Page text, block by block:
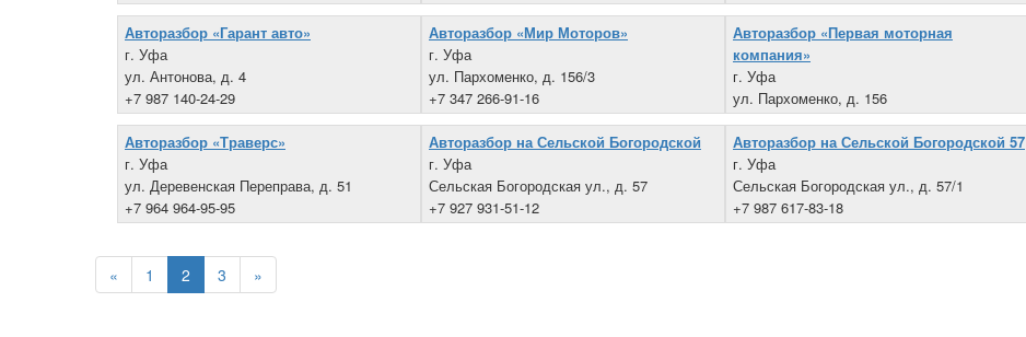
Авторазбор «Гарант авто»
г. Уфа
ул. Антонова, д. 4
+7 987 140-24-29
Авторазбор «Мир Моторов»
г. Уфа
ул. Пархоменко, д. 156/3
+7 347 266-91-16
Авторазбор «Первая моторная
компания»
г. Уфа
ул. Пархоменко, д. 156
+7 937 843-95-21
Авторазбор «Траверс»
г. Уфа
ул. Деревенская Переправа, д. 51
+7 964 964-95-95
Авторазбор на Сельской Богородской
г. Уфа
Сельская Богородская ул., д. 57
+7 927 931-51-12
Авторазбор на Сельской Богородской 57
г. Уфа
Сельская Богородская ул., д. 57/1
+7 987 617-83-18
« 1 2 3 »